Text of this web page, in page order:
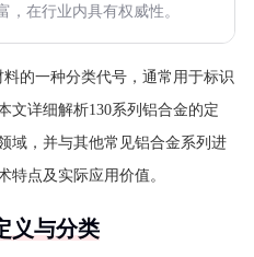
，在行业内具有权威性。
的一种分类代号，通常用于标识
文详细解析130系列铝合金的定
域，并与其他常见铝合金系列进
特点及实际应用价值。
义与分类